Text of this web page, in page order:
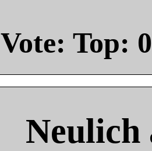
Vote: Top: 0
Neulich